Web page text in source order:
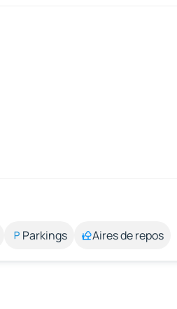
Parkings Aires de repos